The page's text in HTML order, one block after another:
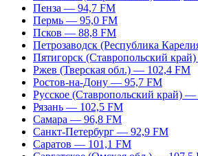
Пенза — 94,7 FM
Пермь — 95,0 FM
Псков — 88,8 FM
Петрозаводск (Республика
Пятигорск (Ставропольский
Ржев (Тверская обл.) — 102,4 FM
Ростов-на-Дону — 95,7 FM
Русское (Ставропольский край)
Рязань — 102,5 FM
Самара — 96,8 FM
Санкт-Петербург — 92,9 FM
Саратов — 101,1 FM